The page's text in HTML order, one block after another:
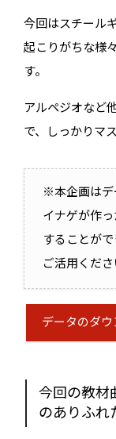
今回はスチール
起こりがちな様
す。
アルペジオなど
で、しっかりマ
※本企画はデ
イナゲが作
することが
ご活用くださ
データのダ
今回の教材
のありふれ